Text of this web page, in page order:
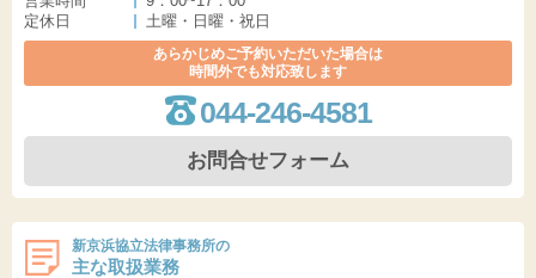
定休日
土曜・日曜・祝日
あらかじめご予約いただいた場合は
時間外でも対応致します
044-246-4581
お問合せフォーム
新京浜協立法律事務所の
主な取扱業務